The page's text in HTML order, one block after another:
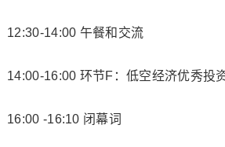
12:30-14:00 午餐和交流
14:00-16:00 环节F：低空经济优秀投
16:00 -16:10 闭幕词